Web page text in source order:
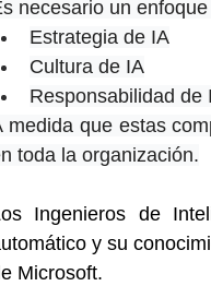
necesario un
Estrategia de IA
Cultura de IA
Responsabilidad de
medida que estas
toda la organización.
Ingenieros de
y su
Microsoft.